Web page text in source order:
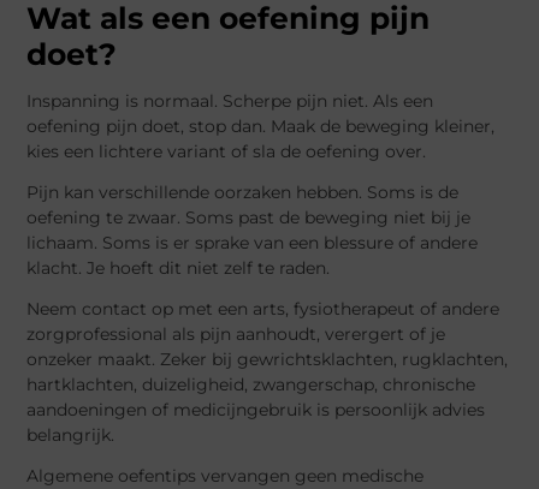
Wat als een oefening pijn
doet?
Inspanning is normaal. Scherpe pijn niet. Als een
oefening pijn doet, stop dan. Maak de beweging kleiner,
kies een lichtere variant of sla de oefening over.
Pijn kan verschillende oorzaken hebben. Soms is de
oefening te zwaar. Soms past de beweging niet bij je
lichaam. Soms is er sprake van een blessure of andere
klacht. Je hoeft dit niet zelf te raden.
Neem contact op met een arts, fysiotherapeut of andere
zorgprofessional als pijn aanhoudt, verergert of je
onzeker maakt. Zeker bij gewrichtsklachten, rugklachten,
hartklachten, duizeligheid, zwangerschap, chronische
aandoeningen of medicijngebruik is persoonlijk advies
belangrijk.
Algemene oefentips vervangen geen medische